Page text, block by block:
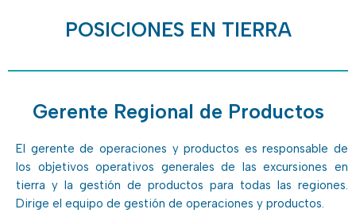
POSICIONES EN TIERRA
Gerente Regional de Productos
El gerente de operaciones y productos es responsable de
los objetivos operativos generales de las excursiones en
tierra y la gestión de productos para todas las regiones.
Dirige el equipo de gestión de operaciones y productos.